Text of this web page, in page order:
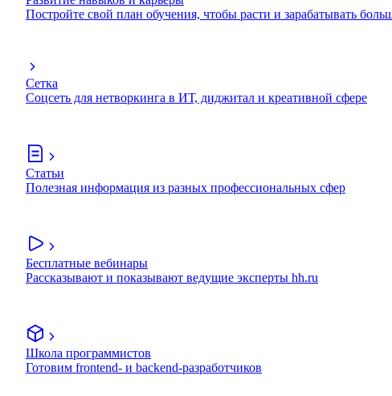
Постройте свой план обучения, чтобы расти и зарабатывать
Сетка
Соцсеть для нетворкинга в ИТ, диджитал и креативной сфере
Статьи
Полезная информация из разных профессиональных сфер
Бесплатные вебинары
Рассказывают и показывают ведущие эксперты hh.ru
Школа программистов
Готовим frontend- и backend-разработчиков